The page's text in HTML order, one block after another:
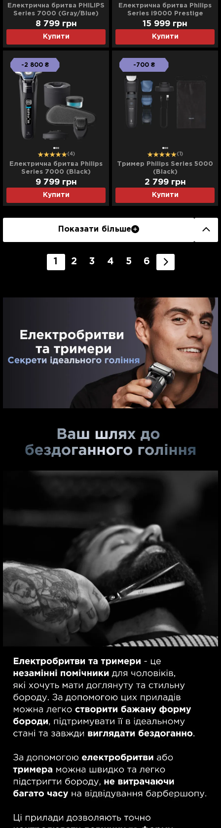
Електрична бритва PHILIPS
Series 7000 (Gray/Blue)
Купити
8 799 грн
Електрична бритва Philips
Series i9000 Prestige
SkinIQ
Купити
15 999 грн
-2 800 ₴
(4)
Електрична бритва Philips
Series 7000 (Black)
Купити
9 799 грн
-700 ₴
(1)
Тример Philips Series 5000
(Black)
Купити
2 799 грн
Показати більше
1 2 3 4 5 6